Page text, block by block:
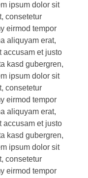
ipsum dolor sit
consetetur
eirmod tempor
aliquyam erat,
accusam et justo
kasd gubergren,
ipsum dolor sit
consetetur
eirmod tempor
aliquyam erat,
accusam et justo
kasd gubergren,
ipsum dolor sit
consetetur
eirmod tempor